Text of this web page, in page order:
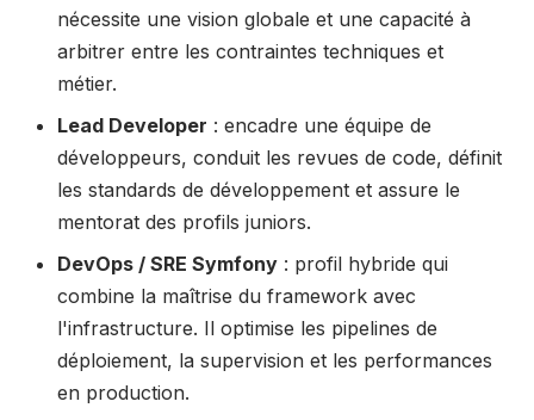
nécessite une vision globale et une capacité à
arbitrer entre les contraintes techniques et
métier.
Lead Developer : encadre une équipe de
développeurs, conduit les revues de code, définit
les standards de développement et assure le
mentorat des profils juniors.
DevOps / SRE Symfony : profil hybride qui
combine la maîtrise du framework avec
l'infrastructure. Il optimise les pipelines de
déploiement, la supervision et les performances
en production.